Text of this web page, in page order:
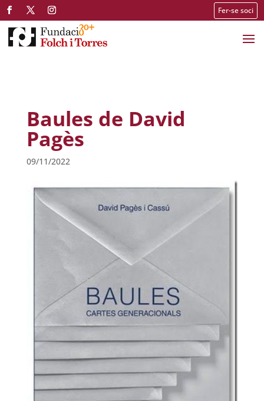
Fer-se soci
Baules de David
Pagès
09/11/2022